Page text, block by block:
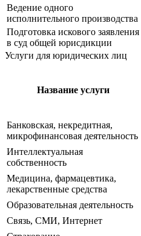
Ведение одного
исполнительного производства
Подготовка искового заявления
в суд общей юрисдикции
Услуги для юридических лиц
Название услуги
Банковская, некредитная,
микрофинансовая деятельность
Интеллектуальная
собственность
Медицина, фармацевтика,
лекарственные средства
Образовательная деятельность
Связь, СМИ, Интернет